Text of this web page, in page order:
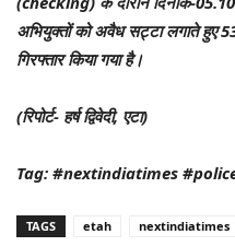
अभियुक्तों को अवैध सट्टा लगाते हुए
गिरफ्तार किया गया है।
(रिपोर्ट- हर्ष द्विवेदी, एटा)
Tag: #nextindiatimes
TAGS etah nextindiatimes